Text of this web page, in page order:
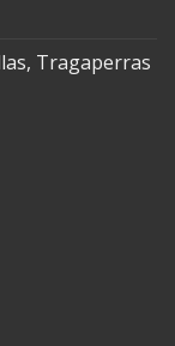
Tragaperras